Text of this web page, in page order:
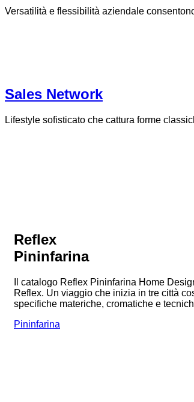
Versatilità e flessibilità aziendale
Sales Network
Lifestyle sofisticato che cattura forme
Reflex
Pininfarina
Il catalogo Reflex Pininfarina Home
Reflex. Un viaggio che inizia in tre città
specifiche materiche, cromatiche e
Pininfarina